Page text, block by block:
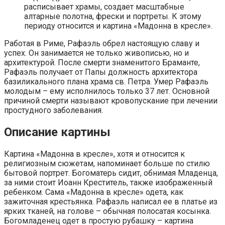
расписывает храмы, создает масштабные
алтарные полотна, фрески и портреты. К этому
периоду относится и картина «Мадонна в кресле».
Работая в Риме, Рафаэль обрел настоящую славу и
успех. Он занимается не только живописью, но и
архитектурой. После смерти знаменитого Браманте,
Рафаэль получает от Папы должность архитектора
базиликального плана храма св. Петра. Умер Рафаэль
молодым – ему исполнилось только 37 лет. Основной
причиной смерти называют кровопускание при лечении
простудного заболевания.
Описание картины
Картина «Мадонна в кресле», хотя и относится к
религиозным сюжетам, напоминает больше по стилю
бытовой портрет. Богоматерь сидит, обнимая Младенца,
за ними стоит Иоанн Креститель, также изображенный
ребенком. Сама «Мадонна в кресле» одета, как
зажиточная крестьянка. Рафаэль написал ее в платье из
ярких тканей, на голове – обычная полосатая косынка.
Богомладенец одет в простую рубашку – картина